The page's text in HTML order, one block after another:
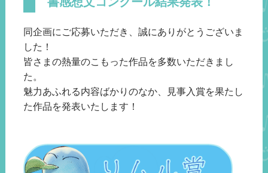
同企画にご応募いただき、誠にありがとうございま
した！
皆さまの熱量のこもった作品を多数いただきまし
た。
魅力あふれる内容ばかりのなか、見事入賞を果たし
た作品を発表いたします！